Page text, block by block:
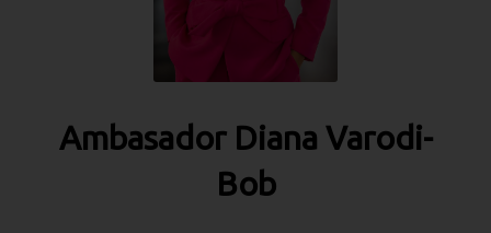
Ambasador Diana Varodi-
Bob